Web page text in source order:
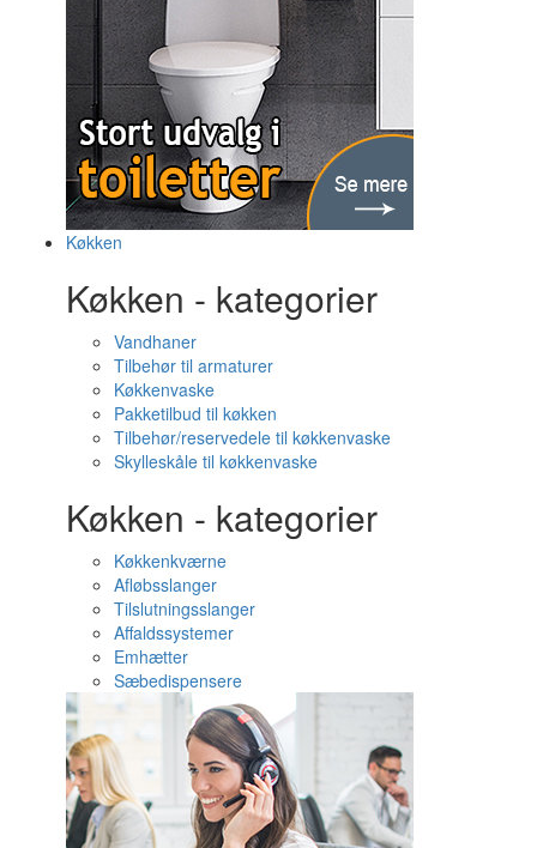
Køkken
Køkken - kategorier
Vandhaner
Tilbehør til armaturer
Køkkenvaske
Pakketilbud til køkken
Tilbehør/reservedele til køkkenvaske
Skylleskåle til køkkenvaske
Køkken - kategorier
Køkkenkværne
Afløbsslanger
Tilslutningsslanger
Affaldssystemer
Emhætter
Sæbedispensere